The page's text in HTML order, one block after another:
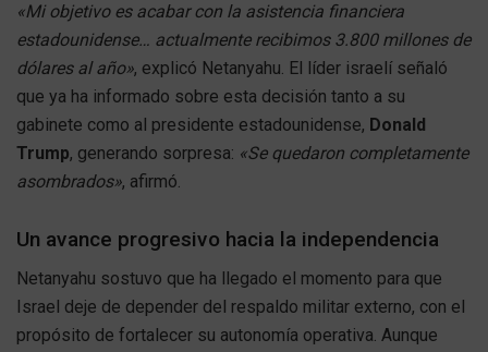
«Mi objetivo es acabar con la asistencia financiera
estadounidense… actualmente recibimos 3.800 millones de
dólares al año», explicó Netanyahu. El líder israelí señaló
que ya ha informado sobre esta decisión tanto a su
gabinete como al presidente estadounidense, Donald
Trump, generando sorpresa: «Se quedaron completamente
asombrados», afirmó.
Un avance progresivo hacia la independencia
Netanyahu sostuvo que ha llegado el momento para que
Israel deje de depender del respaldo militar externo, con el
propósito de fortalecer su autonomía operativa. Aunque